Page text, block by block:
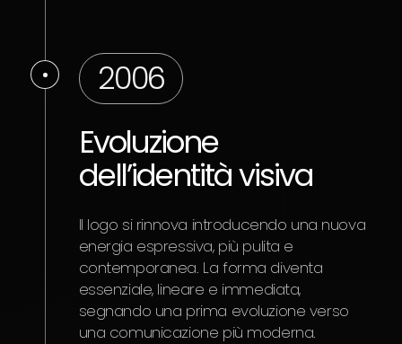
2006
Evoluzione
dell’identità visiva
Il logo si rinnova introducendo una nuova
energia espressiva, più pulita e
contemporanea. La forma diventa
essenziale, lineare e immediata,
segnando una prima evoluzione verso
una comunicazione più moderna.